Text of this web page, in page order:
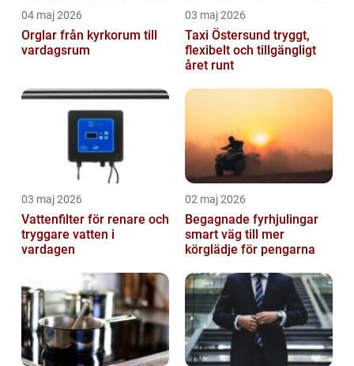
04 maj 2026
Orglar från kyrkorum till
vardagsrum
03 maj 2026
Taxi Östersund tryggt,
flexibelt och tillgängligt
året runt
03 maj 2026
Vattenfilter för renare och
tryggare vatten i
vardagen
02 maj 2026
Begagnade fyrhjulingar
smart väg till mer
körglädje för pengarna